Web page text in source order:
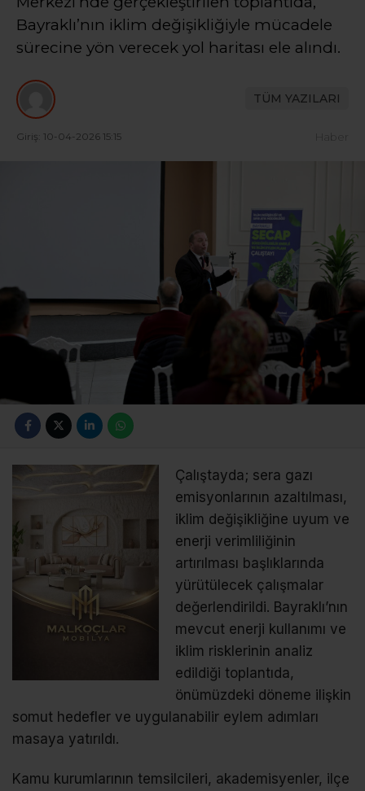
Bayraklı’nın iklim değişikliğiyle mücadele
sürecine yön verecek yol haritası ele alındı.
TÜM YAZILARI
Giriş: 10-04-2026 15:15 Haber
Çalıştayda; sera gazı
emisyonlarının azaltılması,
iklim değişikliğine uyum ve
enerji verimliliğinin
artırılması başlıklarında
yürütülecek çalışmalar
değerlendirildi. Bayraklı’nın
mevcut enerji kullanımı ve
iklim risklerinin analiz
edildiği toplantıda,
önümüzdeki döneme ilişkin
somut hedefler ve uygulanabilir eylem adımları
masaya yatırıldı.
Kamu kurumlarının temsilcileri, akademisyenler, ilçe